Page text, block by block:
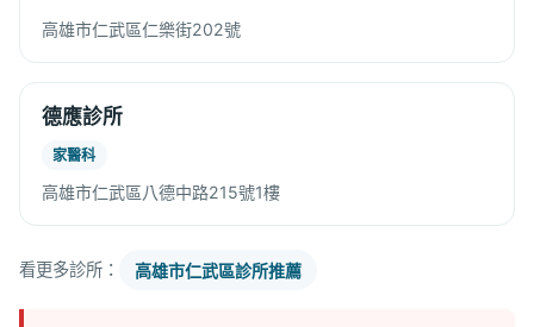
高雄市仁武區仁樂街202號
德應診所
家醫科
高雄市仁武區八德中路215號1樓
看更多診所： 高雄市仁武區診所推薦